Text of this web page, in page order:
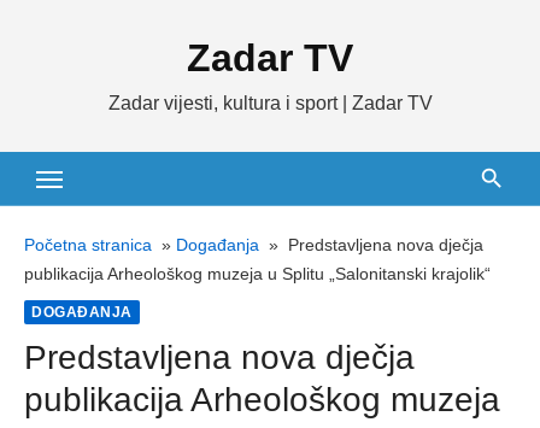
Zadar TV
Zadar vijesti, kultura i sport | Zadar TV
Početna stranica » Događanja » Predstavljena nova dječja
publikacija Arheološkog muzeja u Splitu „Salonitanski krajolik“
DOGAĐANJA
Predstavljena nova dječja
publikacija Arheološkog muzeja